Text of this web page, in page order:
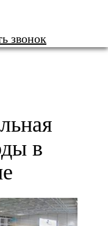
звонокВОДЫ
в